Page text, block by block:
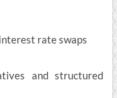
rate swaps
and structured